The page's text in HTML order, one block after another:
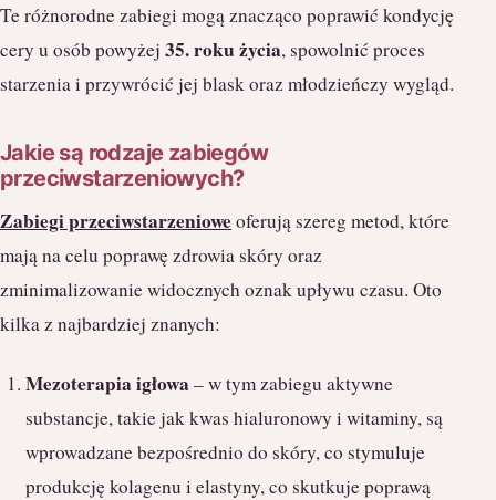
Te różnorodne zabiegi mogą znacząco poprawić kondycję
cery u osób powyżej 35. roku życia, spowolnić proces
starzenia i przywrócić jej blask oraz młodzieńczy wygląd.
Jakie są rodzaje zabiegów
przeciwstarzeniowych?
Zabiegi przeciwstarzenioweoferują szereg metod, które
mają na celu poprawę zdrowia skóry oraz
zminimalizowanie widocznych oznak upływu czasu. Oto
kilka z najbardziej znanych:
Mezoterapia igłowa – w tym zabiegu aktywne
substancje, takie jak kwas hialuronowy i witaminy, są
wprowadzane bezpośrednio do skóry, co stymuluje
produkcję kolagenu i elastyny, co skutkuje poprawą